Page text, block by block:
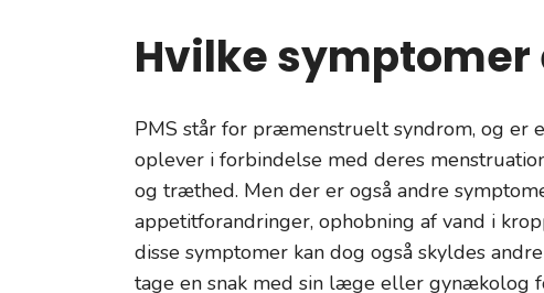
Hvilke symptomer
PMS står for præmenstruelt syndrom, og er
oplever i forbindelse med deres
og træthed. Men der er også andre
appetitforandringer, ophobning af vand i
disse symptomer kan dog også skyldes
tage en snak med sin læge eller gynækolog